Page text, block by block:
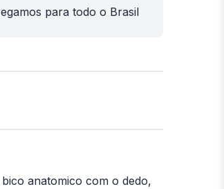
para todo o Brasil
anatomico com o dedo,